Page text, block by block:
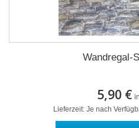
Wandregal-
5,90 €
Lieferzeit: Je nach